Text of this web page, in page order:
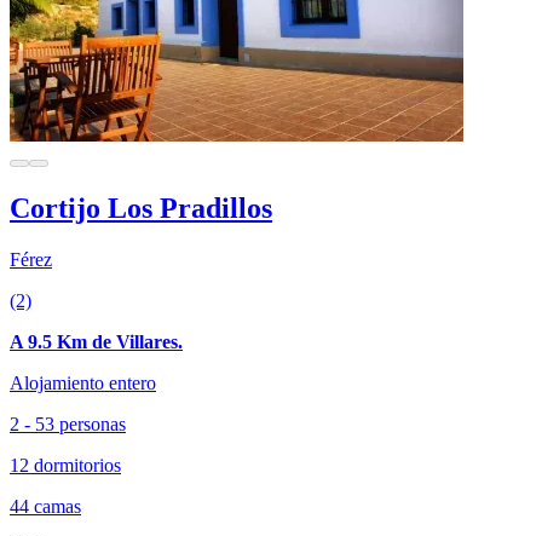
Cortijo Los Pradillos
Férez
(2)
A 9.5 Km de Villares.
Alojamiento entero
2 - 53 personas
12 dormitorios
44 camas